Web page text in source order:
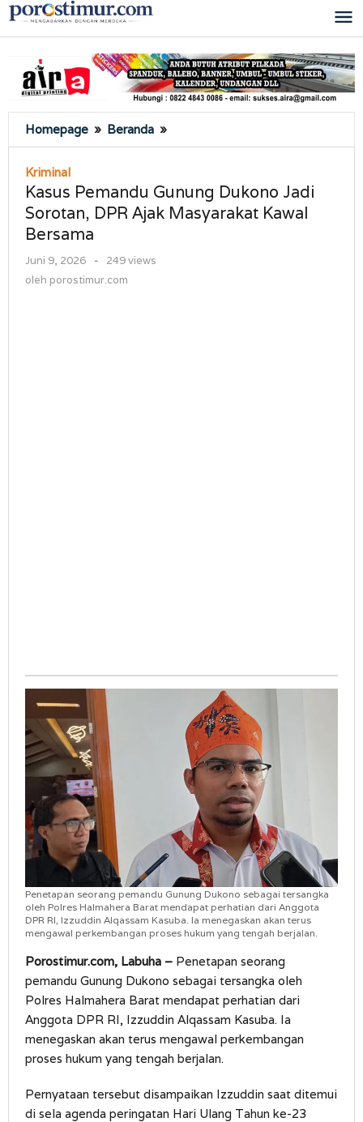
Lewati
ke
Homepage » Beranda »
Pemandu
Jadi
Sorotan,
Kriminal
Kasus Pemandu Gunung Dukono Jadi
Sorotan, DPR Ajak Masyarakat Kawal
Bersama
Juni 9, 2026
oleh
-
249 views
oleh porostimur.com
Penetapan seorang pemandu Gunung Dukono sebagai tersangka
oleh Polres Halmahera Barat mendapat perhatian dari Anggota
DPR RI, Izzuddin Alqassam Kasuba. Ia menegaskan akan terus
mengawal perkembangan proses hukum yang tengah berjalan.
Porostimur.com, Labuha – Penetapan seorang
pemandu Gunung Dukono sebagai tersangka oleh
Polres Halmahera Barat mendapat perhatian dari
Anggota DPR RI, Izzuddin Alqassam Kasuba. Ia
menegaskan akan terus mengawal perkembangan
proses hukum yang tengah berjalan.
Pernyataan tersebut disampaikan Izzuddin saat ditemui
di sela agenda peringatan Hari Ulang Tahun ke-23